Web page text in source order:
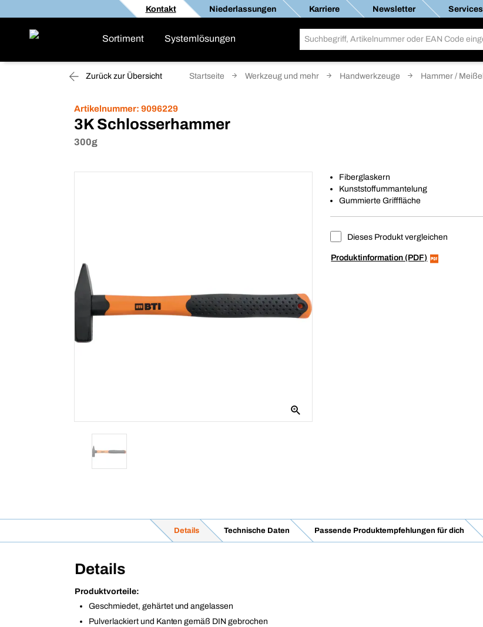
Kontakt Niederlassungen Karriere Newsletter Services
Sortiment Systemlösungen
Zurück zur Übersicht Startseite Werkzeug und mehr Handwerkzeuge Hammer / Meißel
Artikelnummer: 9096229
3K Schlosserhammer
300g
Fiberglaskern
Kunststoffummantelung
Gummierte Grifffläche
Dieses Produkt vergleichen
Produktinformation (PDF)
Details Technische Daten Passende Produktempfehlungen für dich
Details
Produktvorteile:
Geschmiedet, gehärtet und angelassen
Pulverlackiert und Kanten gemäß DIN gebrochen